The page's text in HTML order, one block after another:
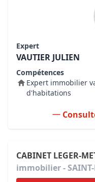
Expert
VAUTIER JULIEN
Compétences
Expert immobilier
d'habitations
CABINET LEGER-
immobilier - SAINT-